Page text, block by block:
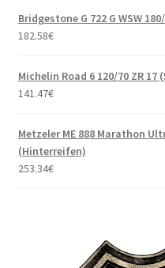
Bridgestone G 722 G WSW
182.58€
Michelin Road 6 120/70 ZR 17
141.47€
Metzeler ME 888 Marathon
(Hinterreifen)
253.34€